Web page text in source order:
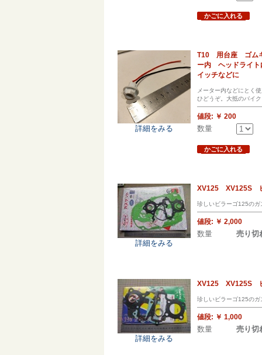
かごに入れる
詳細をみる
T10 用台座 ゴム
ー内 ヘッドライ
イッチなどに
メーター内などにとく
ひどうぞ。大抵のバイ
値段: ￥ 200
数量
かごに入れる
詳細をみる
XV125 XV125S
珍しいビラーゴ125の
値段: ￥ 2,000
数量 売り切
詳細をみる
XV125 XV125S
珍しいビラーゴ125の
値段: ￥ 1,000
数量 売り切